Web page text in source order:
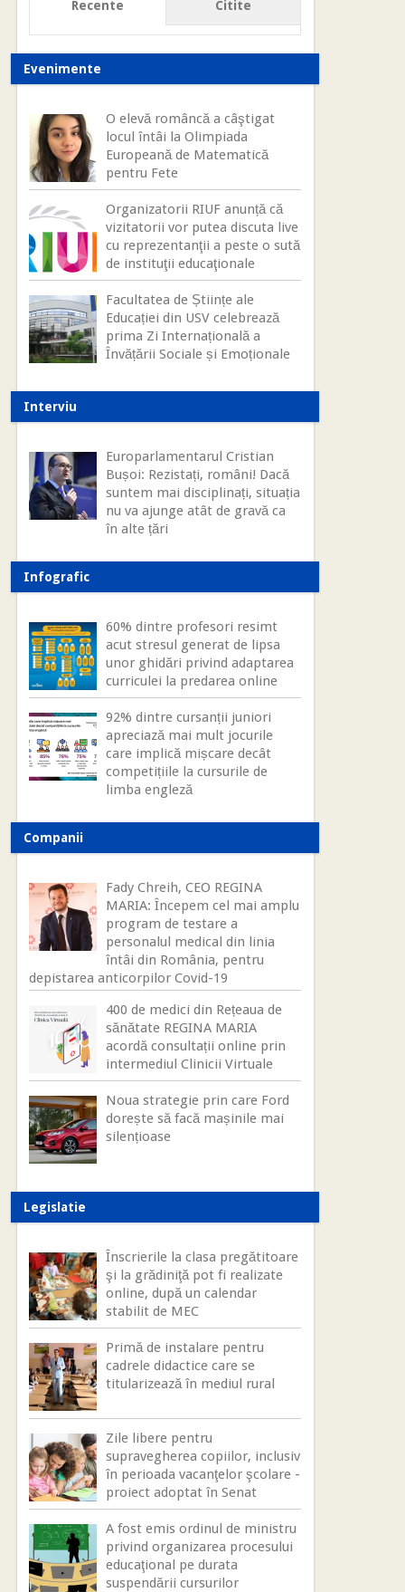
Recente Citite
Evenimente
O elevă româncă a câştigat
locul întâi la Olimpiada
Europeană de Matematică
pentru Fete
Organizatorii RIUF anunță că
vizitatorii vor putea discuta live
cu reprezentanţii a peste o sută
de instituţii educaţionale
Facultatea de Științe ale
Educației din USV celebrează
prima Zi Internațională a
Învățării Sociale și Emoționale
Interviu
Europarlamentarul Cristian
Bușoi: Rezistați, români! Dacă
suntem mai disciplinați, situația
nu va ajunge atât de gravă ca
în alte țări
Infografic
60% dintre profesori resimt
acut stresul generat de lipsa
unor ghidări privind adaptarea
curriculei la predarea online
92% dintre cursanții juniori
apreciază mai mult jocurile
care implică mișcare decât
competițiile la cursurile de
limba engleză
Companii
Fady Chreih, CEO REGINA
MARIA: Începem cel mai amplu
program de testare a
personalul medical din linia
întâi din România, pentru
depistarea anticorpilor Covid-19
400 de medici din Rețeaua de
sănătate REGINA MARIA
acordă consultații online prin
intermediul Clinicii Virtuale
Noua strategie prin care Ford
dorește să facă mașinile mai
silențioase
Legislatie
Înscrierile la clasa pregătitoare
şi la grădiniţă pot fi realizate
online, după un calendar
stabilit de MEC
Primă de instalare pentru
cadrele didactice care se
titularizează în mediul rural
Zile libere pentru
supravegherea copiilor, inclusiv
în perioada vacanţelor şcolare -
proiect adoptat în Senat
A fost emis ordinul de ministru
privind organizarea procesului
educaţional pe durata
suspendării cursurilor